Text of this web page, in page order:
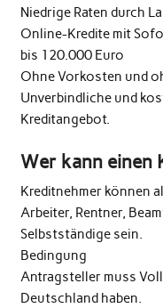
Niedrige Raten durch
Online-Kredite mit
bis 120.000 Euro
Ohne Vorkosten und
Unverbindliche und
Kreditangebot.
Wer kann einen
Kreditnehmer können
Arbeiter, Rentner,
Selbstständige sein.
Bedingung
Antragsteller muss
Deutschland haben.